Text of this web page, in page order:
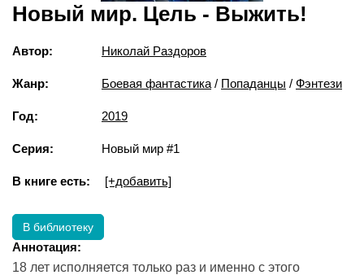
Новый мир. Цель - Выжить!
Автор: Николай Раздоров
Жанр: Боевая фантастика / Попаданцы / Фэнтези
Год: 2019
Серия: Новый мир #1
В книге есть: [+добавить]
В библиотеку
Аннотация:
18 лет исполняется только раз и именно с этого